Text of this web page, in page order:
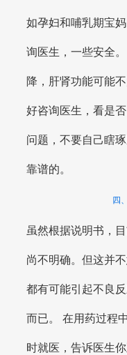
如孕妇和哺乳期宝
询医生，一些安全
降，肝肾功能可能
好咨询医生，看是
问题，不要自己瞎
靠谱的。
四
虽然根据说明书，
尚不明确。但这并
都有可能引起不良
而已。 在用药过程
时就医，告诉医生